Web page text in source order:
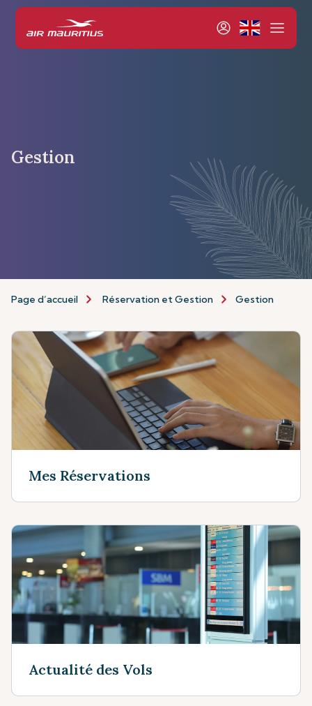
Gestion
Page d’accueil Réservation et Gestion Gestion
Mes Réservations
Actualité des Vols